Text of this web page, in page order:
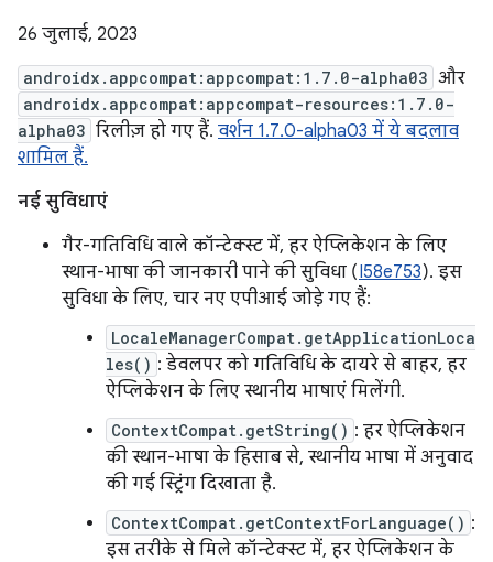
26 जुलाई, 2023
androidx.appcompat:appcompat:1.7.0-alpha03 और
androidx.appcompat:appcompat-resources:1.7.0-
alpha03 रिलीज़ हो गए हैं. वर्शन 1.7.0-alpha03 में ये बदलाव
शामिल हैं.
नई सुविधाएं
गैर-गतिविधि वाले कॉन्टेक्स्ट में, हर ऐप्लिकेशन के लिए
स्थान-भाषा की जानकारी पाने की सुविधा (I58e753). इस
सुविधा के लिए, चार नए एपीआई जोड़े गए हैं:
LocaleManagerCompat.getApplicationLoca
les() : डेवलपर को गतिविधि के दायरे से बाहर, हर
ऐप्लिकेशन के लिए स्थानीय भाषाएं मिलेंगी.
ContextCompat.getString() : हर ऐप्लिकेशन
की स्थान-भाषा के हिसाब से, स्थानीय भाषा में अनुवाद
की गई स्ट्रिंग दिखाता है.
ContextCompat.getContextForLanguage() :
इस तरीके से मिले कॉन्टेक्स्ट में, हर ऐप्लिकेशन के